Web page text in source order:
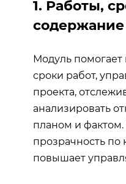
1. Работы,
содержание
Модуль помогает
сроки работ,
проекта,
анализировать
планом и фактом.
прозрачность по
повышает